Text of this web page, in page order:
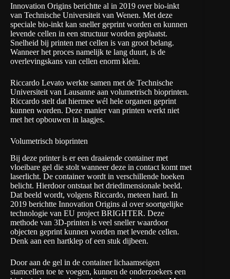
Innovation Origins berichtte al in 2019 overbio-inkt
van Technische Universiteit van Wenen. Met deze
speciale bio-inkt kan sneller geprint worden en kunnen
levende cellen in een structuur worden geplaatst.
Snelheid bij printen met cellen is van groot belang.
Wanneer het proces namelijk te lang duurt, is de
overlevingskans van cellen enorm klein.
Riccardo Levato werkte samen met de Technische
Universiteit van Lausanne aan volumetrisch bioprinten.
Riccardo stelt dat hiermee wél hele organen geprint
kunnen worden. Deze manier van printen werkt niet
met het opbouwen in laagjes.
Volumetrisch bioprinten
Bij deze printer is er een draaiende container met
vloeibare gel die stolt wanneer deze in contact komt met
laserlicht. De container wordt in verschillende hoeken
belicht. Hierdoor ontstaat het driedimensionale beeld.
Dat beeld wordt, volgens Riccardo, meteen hard. In
2019 berichtte Innovation Origins al over soortgelijke
technologie van EU project BRIGHTER. Deze
methode van 3D-printen is veel sneller waardoor
objecten geprint kunnen worden met levende cellen.
Denk aan een hartklep of een stuk dijbeen.
Door aan de gel in de container lichaamseigen
stamcellen toe te voegen, kunnen de onderzoekers een